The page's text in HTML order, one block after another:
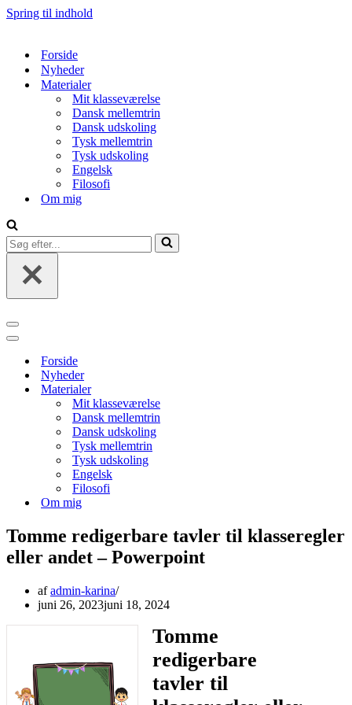
Spring til indhold
Forside
Nyheder
Materialer
Mit klasseværelse
Dansk mellemtrin
Dansk udskoling
Tysk mellemtrin
Tysk udskoling
Engelsk
Filosofi
Om mig
Søg
efter...
Navigation
menu
Navigation
Forside
Nyheder
Materialer
Mit klasseværelse
Dansk mellemtrin
Dansk udskoling
Tysk mellemtrin
Tysk udskoling
Engelsk
Filosofi
Om mig
Tomme redigerbare tavler til klasseregler
eller andet – Powerpoint
afadmin-karina
juni 26, 2023juni 18, 2024
Tomme
redigerbare
tavler til